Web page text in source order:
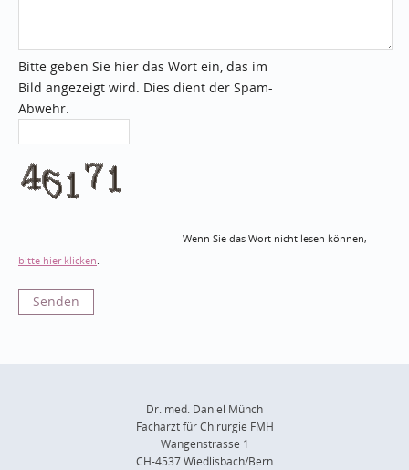
Bitte geben Sie hier das Wort ein, das im
Bild angezeigt wird. Dies dient der Spam-
Abwehr.
Wenn Sie das Wort nicht lesen können,
bitte hier klicken
Dr. med. Daniel Münch
Facharzt für Chirurgie FMH
Wangenstrasse 1
CH-4537 Wiedlisbach/Bern